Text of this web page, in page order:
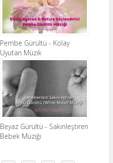
Pembe Gürültü - Kolay
Uyutan Müzik
Beyaz Gürültü - Sakinleştiren
Bebek Müziği